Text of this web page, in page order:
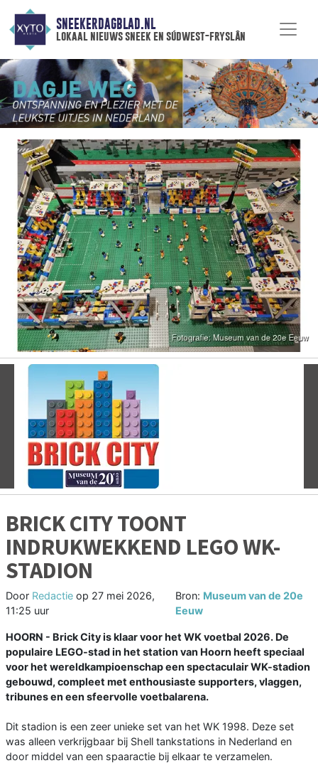
SNEEKERDAGBLAD.NL
lokaal nieuws sneek en súdwest-fryslân
Vorige
BRICK CITY TOONT
INDRUKWEKKEND LEGO WK-
STADION
Door Redactie op 27 mei 2026,
11:25 uur
Bron: Museum van de 20e
Eeuw
HOORN - Brick City is klaar voor het WK voetbal 2026. De
populaire LEGO-stad in het station van Hoorn heeft speciaal
voor het wereldkampioenschap een spectaculair WK-stadion
gebouwd, compleet met enthousiaste supporters, vlaggen,
tribunes en een sfeervolle voetbalarena.
Dit stadion is een zeer unieke set van het WK 1998. Deze set
was alleen verkrijgbaar bij Shell tankstations in Nederland en
door middel van een spaaractie bij elkaar te verzamelen.